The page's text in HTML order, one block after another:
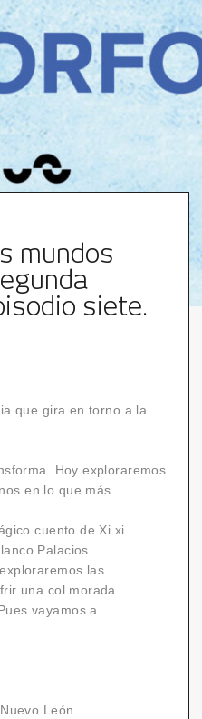
mundos
siete.
que gira en torno a la
Hoy exploraremos
en lo que más
cuento de Xi xi
Palacios.
las
una col morada.
vayamos a
León